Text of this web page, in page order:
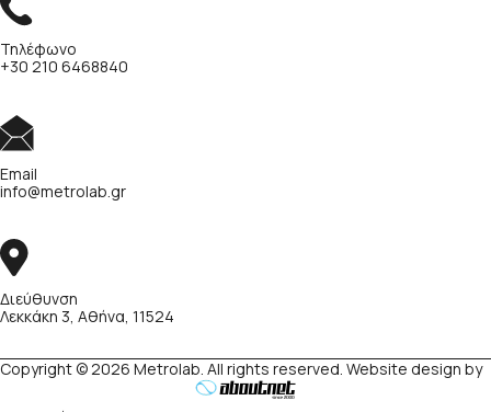
Τηλέφωνο
+30 210 6468840
Email
info@metrolab.gr
Διεύθυνση
Λεκκάκη 3, Αθήνα, 11524
Copyright © 2026 Metrolab. All rights reserved. Website design by